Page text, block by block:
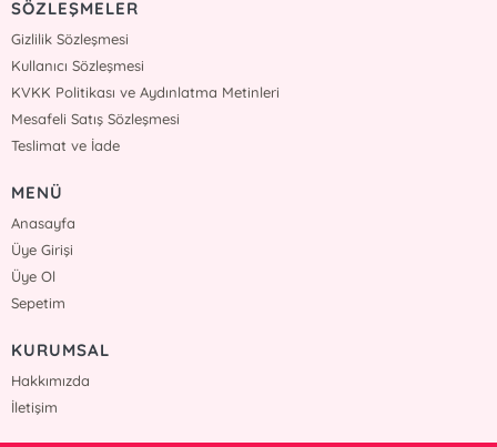
SÖZLEŞMELER
Gizlilik Sözleşmesi
Kullanıcı Sözleşmesi
KVKK Politikası ve Aydınlatma Metinleri
Mesafeli Satış Sözleşmesi
Teslimat ve İade
MENÜ
Anasayfa
Üye Girişi
Üye Ol
Sepetim
KURUMSAL
Hakkımızda
İletişim